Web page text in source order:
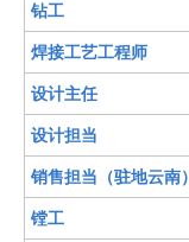
钻工
焊接工艺工程师
设计主任
设计担当
销售担当（驻地云南）
镗工